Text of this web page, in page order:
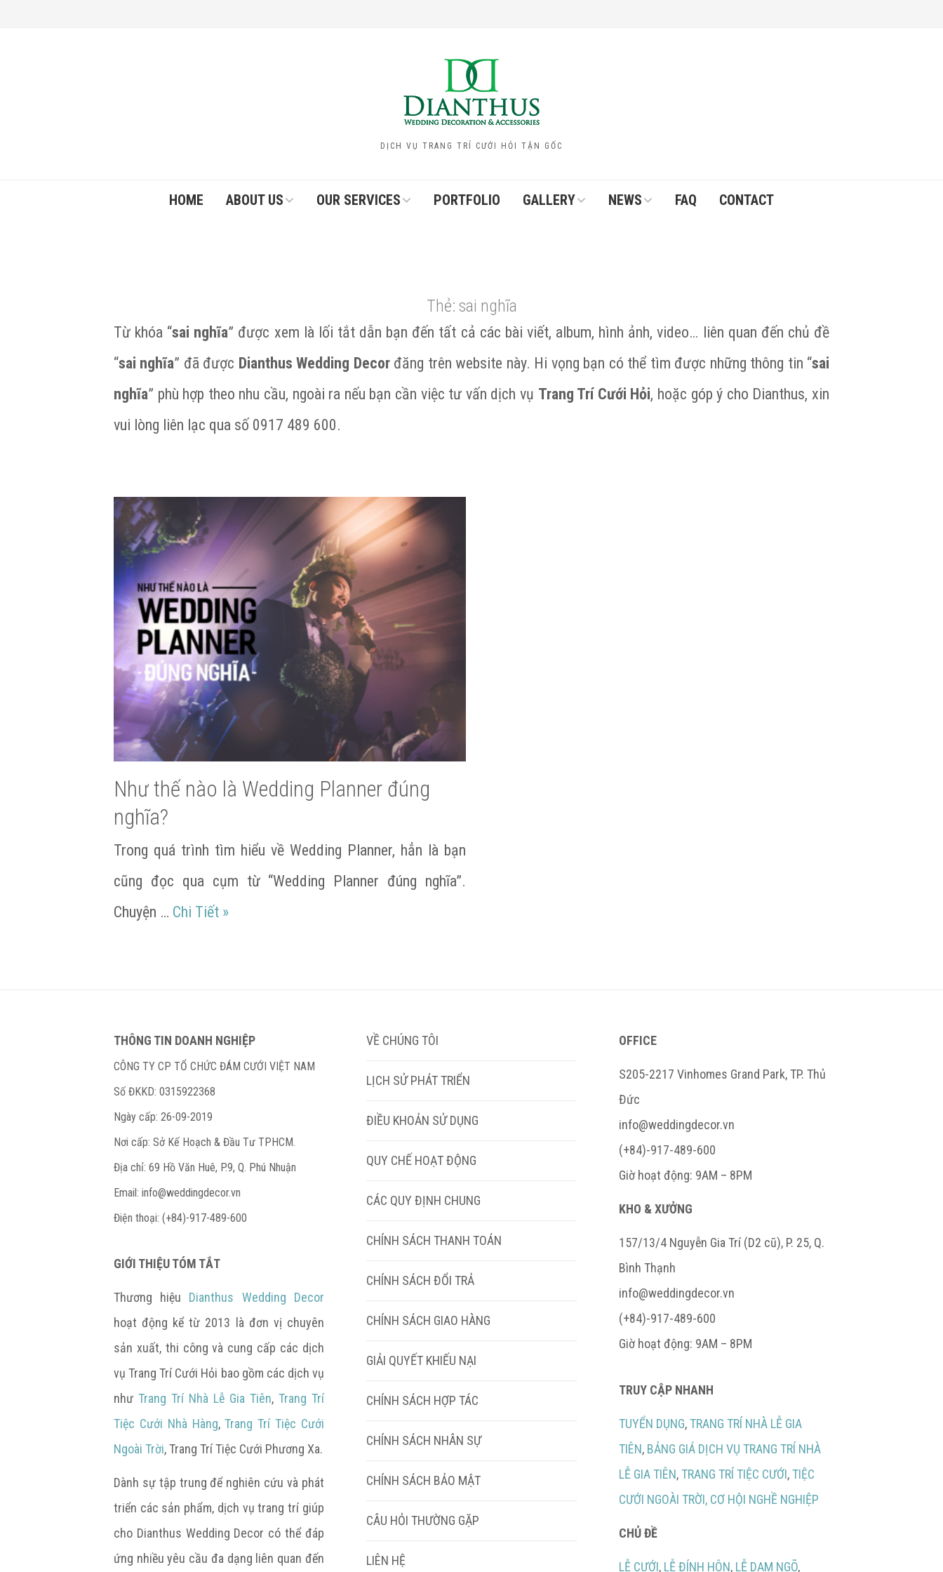
DỊCH VỤ TRANG TRÍ CƯỚI HỎI TẬN GỐC
HOME ABOUT US OUR SERVICES PORTFOLIO GALLERY NEWS FAQ CONTACT
Thẻ: sai nghĩa
Từ khóa “sai nghĩa” được xem là lối tắt dẫn bạn đến tất cả các bài viết, album, hình ảnh, video… liên quan đến chủ đề
“sai nghĩa” đã được Dianthus Wedding Decorđăng trên website này. Hi vọng bạn có thể tìm được những thông tin “sai
nghĩa” phù hợp theo nhu cầu, ngoài ra nếu bạn cần việc tư vấn dịch vụ Trang Trí Cưới Hỏi, hoặc góp ý cho Dianthus, xin
vui lòng liên lạc qua số 0917 489 600.
Như thế nào là Wedding Planner đúng
nghĩa?
Trong quá trình tìm hiểu về Wedding Planner, hẳn là bạn
cũng đọc qua cụm từ “Wedding Planner đúng nghĩa”.
Chuyện … Chi Tiết Như thế nào là Wedding Planner đúng nghĩa?
»
THÔNG TIN DOANH NGHIỆP
CÔNG TY CP TỔ CHỨC ĐÁM CƯỚI VIỆT NAM
Số ĐKKD: 0315922368
Ngày cấp: 26-09-2019
Nơi cấp: Sở Kế Hoạch & Đầu Tư TPHCM.
Địa chỉ: 69 Hồ Văn Huê, P.9, Q. Phú Nhuận
Email: info@weddingdecor.vn
Điện thoại: (+84)-917-489-600
GIỚI THIỆU TÓM TẮT
Thương hiệu Dianthus Wedding Decor
hoạt động kể từ 2013 là đơn vị chuyên
sản xuất, thi công và cung cấp các dịch
vụ Trang Trí Cưới Hỏi bao gồm các dịch vụ
như Trang Trí Nhà Lễ Gia Tiên, Trang Trí
Tiệc Cưới Nhà Hàng,Trang Trí Tiệc Cưới
Ngoài Trời, Trang Trí Tiệc Cưới Phương Xa.
Dành sự tập trung để nghiên cứu và phát
triển các sản phẩm, dịch vụ trang trí giúp
cho Dianthus Wedding Decor có thể đáp
ứng nhiều yêu cầu đa dạng liên quan đến
VỀ CHÚNG TÔI
LỊCH SỬ PHÁT TRIỂN
ĐIỀU KHOẢN SỬ DỤNG
QUY CHẾ HOẠT ĐỘNG
CÁC QUY ĐỊNH CHUNG
CHÍNH SÁCH THANH TOÁN
CHÍNH SÁCH ĐỔI TRẢ
CHÍNH SÁCH GIAO HÀNG
GIẢI QUYẾT KHIẾU NẠI
CHÍNH SÁCH HỢP TÁC
CHÍNH SÁCH NHÂN SỰ
CHÍNH SÁCH BẢO MẬT
CÂU HỎI THƯỜNG GẶP
LIÊN HỆ
OFFICE
S205-2217 Vinhomes Grand Park, TP. Thủ
Đức
info@weddingdecor.vn
(+84)-917-489-600
Giờ hoạt động: 9AM – 8PM
KHO & XƯỞNG
157/13/4 Nguyễn Gia Trí (D2 cũ), P. 25, Q.
Bình Thạnh
info@weddingdecor.vn
(+84)-917-489-600
Giờ hoạt động: 9AM – 8PM
TRUY CẬP NHANH
TUYỂN DỤNG,TRANG TRÍ NHÀ LỄ GIA
TIÊN, BẢNG GIÁ DỊCH VỤ TRANG TRÍ NHÀ
LỄ GIA TIÊN,TRANG TRÍ TIỆC CƯỚI,TIỆC
CƯỚI NGOÀI TRỜI, CƠ HỘI NGHỀ NGHIỆP
CHỦ ĐỀ
LỄ CƯỚI, LỄ ĐÍNH HÔN, LỄ DẠM NGÕ,